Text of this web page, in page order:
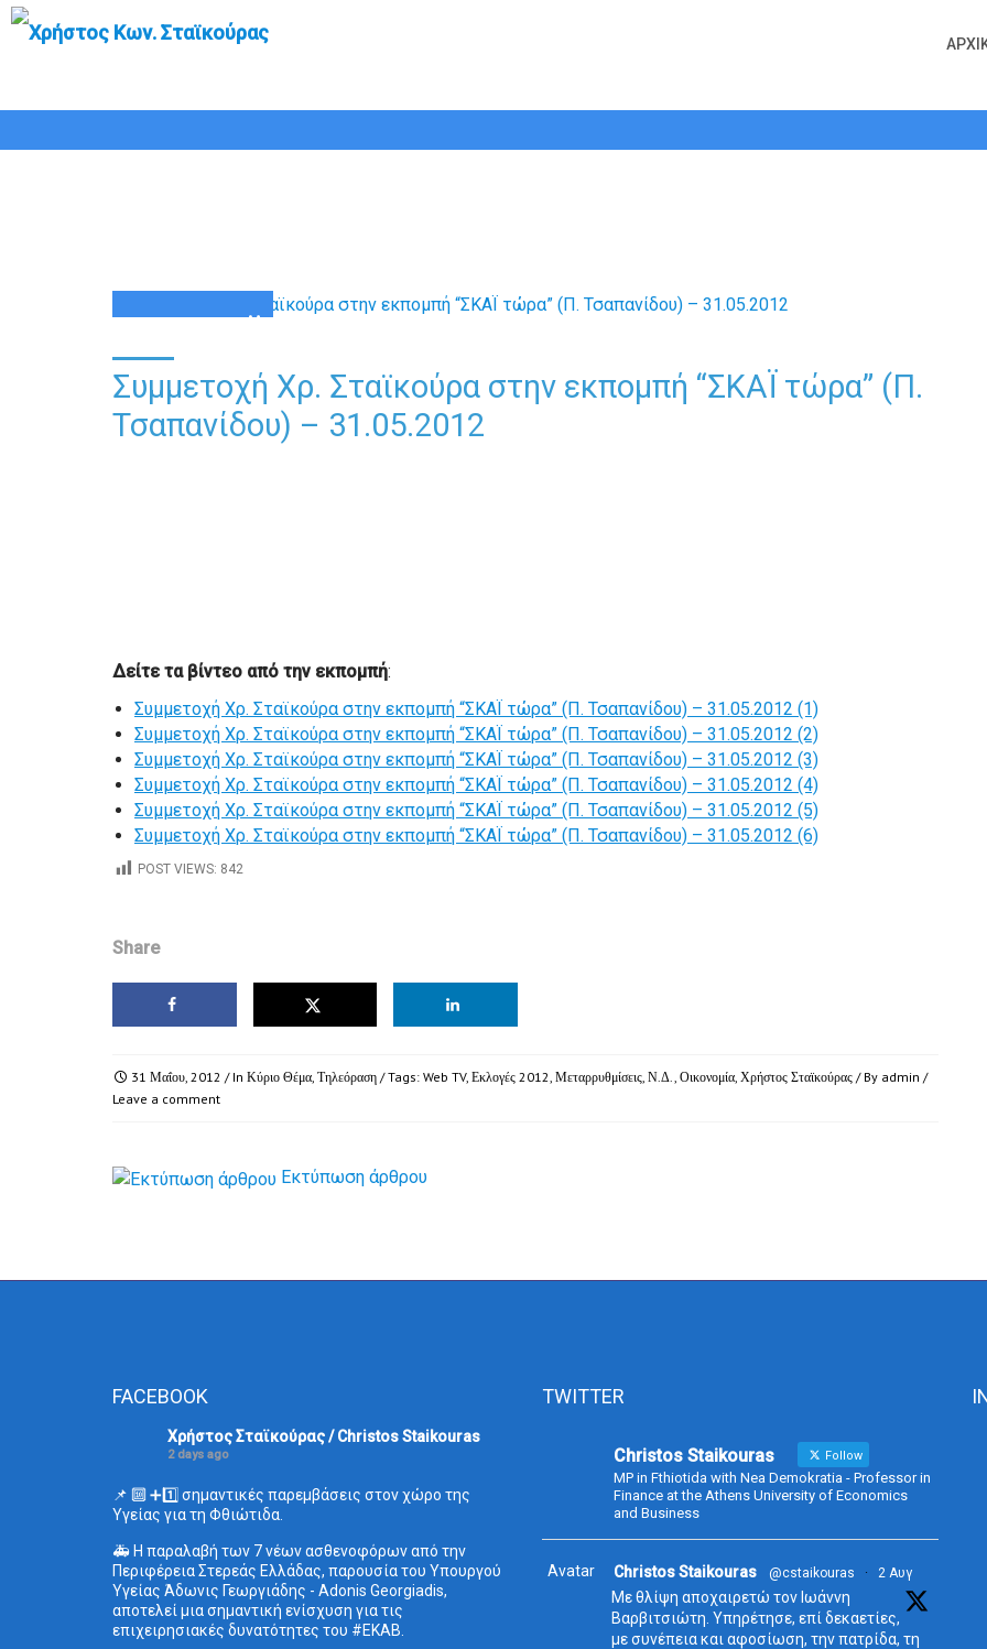
Συμμετοχή Χρ. Σταϊκούρα στην εκπομπή “ΣΚΑΪ τώρα” (Π.
Τσαπανίδου) – 31.05.2012
Δείτε τα βίντεο από την εκπομπή:
Συμμετοχή Χρ. Σταϊκούρα στην εκπομπή “ΣΚΑΪ τώρα” (Π. Τσαπανίδου) – 31.05.2012 (1)
Συμμετοχή Χρ. Σταϊκούρα στην εκπομπή “ΣΚΑΪ τώρα” (Π. Τσαπανίδου) – 31.05.2012 (2)
Συμμετοχή Χρ. Σταϊκούρα στην εκπομπή “ΣΚΑΪ τώρα” (Π. Τσαπανίδου) – 31.05.2012 (3)
Συμμετοχή Χρ. Σταϊκούρα στην εκπομπή “ΣΚΑΪ τώρα” (Π. Τσαπανίδου) – 31.05.2012 (4)
Συμμετοχή Χρ. Σταϊκούρα στην εκπομπή “ΣΚΑΪ τώρα” (Π. Τσαπανίδου) – 31.05.2012 (5)
Συμμετοχή Χρ. Σταϊκούρα στην εκπομπή “ΣΚΑΪ τώρα” (Π. Τσαπανίδου) – 31.05.2012 (6)
POST VIEWS: 842
Share
31 Μαΐου, 2012 / In Κύριο Θέμα, Τηλεόραση / Tags: Web TV, Εκλογές 2012, Μεταρρυθμίσεις, Ν.Δ., Οικονομία, Χρήστος Σταϊκούρας / By admin /
Leave a comment
Εκτύπωση άρθρου
FACEBOOK
Χρήστος Σταϊκούρας / Christos Staikouras
2 days ago
📌 🔟 ➕1️⃣ σημαντικές παρεμβάσεις στον χώρο της
Υγείας για τη Φθιώτιδα.
🚑 Η παραλαβή των 7 νέων ασθενοφόρων από την
Περιφέρεια Στερεάς Ελλάδας, παρουσία του Υπουργού
Υγείας Άδωνις Γεωργιάδης - Adonis Georgiadis,
αποτελεί μια σημαντική ενίσχυση για τις
επιχειρησιακές δυνατότητες του #ΕΚΑΒ.
TWITTER
Christos Staikouras Follow
MP in Fthiotida with Nea Demokratia - Professor in
Finance at the Athens University of Economics
and Business
Avatar Christos Staikouras @cstaikouras · 2 Αυγ
Με θλίψη αποχαιρετώ τον Ιωάννη
Βαρβιτσιώτη. Υπηρέτησε, επί δεκαετίες,
με συνέπεια και αφοσίωση, την πατρίδα, τη